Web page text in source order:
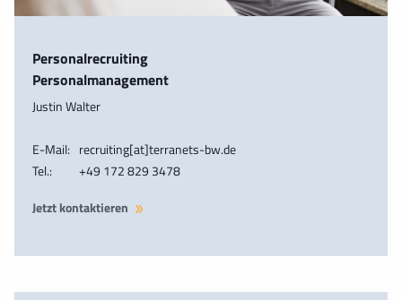
Personalrecruiting
Personalmanagement
Justin Walter
E-Mail: recruiting[at]terranets-bw.de
Tel.:
+49 172 829 3478
Jetzt kontaktieren